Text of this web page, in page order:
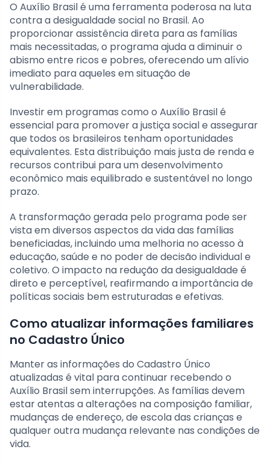
O Auxílio Brasil é uma ferramenta poderosa na luta
contra a desigualdade social no Brasil. Ao
proporcionar assistência direta para as famílias
mais necessitadas, o programa ajuda a diminuir o
abismo entre ricos e pobres, oferecendo um alívio
imediato para aqueles em situação de
vulnerabilidade.
Investir em programas como o Auxílio Brasil é
essencial para promover a justiça social e assegurar
que todos os brasileiros tenham oportunidades
equivalentes. Esta distribuição mais justa de renda e
recursos contribui para um desenvolvimento
econômico mais equilibrado e sustentável no longo
prazo.
A transformação gerada pelo programa pode ser
vista em diversos aspectos da vida das famílias
beneficiadas, incluindo uma melhoria no acesso à
educação, saúde e no poder de decisão individual e
coletivo. O impacto na redução da desigualdade é
direto e perceptível, reafirmando a importância de
políticas sociais bem estruturadas e efetivas.
Como atualizar informações familiares
no Cadastro Único
Manter as informações do Cadastro Único
atualizadas é vital para continuar recebendo o
Auxílio Brasil sem interrupções. As famílias devem
estar atentas a alterações na composição familiar,
mudanças de endereço, de escola das crianças e
qualquer outra mudança relevante nas condições de
vida.